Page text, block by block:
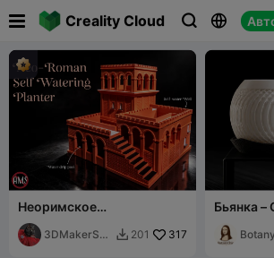
Creality Cloud  
Неоримское
самополивающееся
кашпо с поддоном для
воды
3DMakerSpa
 201 317
Бьянка –
кашпо